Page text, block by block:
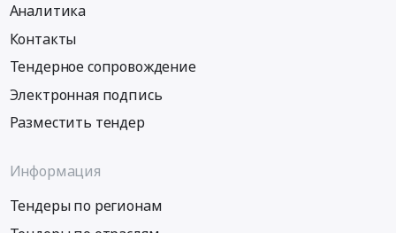
Аналитика
Контакты
Тендерное сопровождение
Электронная подпись
Разместить тендер
Информация
Тендеры по регионам